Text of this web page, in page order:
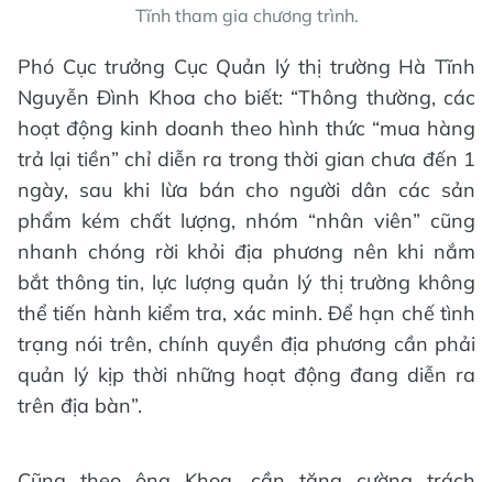
Tĩnh tham gia chương trình.
Phó Cục trưởng Cục Quản lý thị trường Hà Tĩnh
Nguyễn Đình Khoa cho biết: “Thông thường, các
hoạt động kinh doanh theo hình thức “mua hàng
trả lại tiền” chỉ diễn ra trong thời gian chưa đến 1
ngày, sau khi lừa bán cho người dân các sản
phẩm kém chất lượng, nhóm “nhân viên” cũng
nhanh chóng rời khỏi địa phương nên khi nắm
bắt thông tin, lực lượng quản lý thị trường không
thể tiến hành kiểm tra, xác minh. Để hạn chế tình
trạng nói trên, chính quyền địa phương cần phải
quản lý kịp thời những hoạt động đang diễn ra
trên địa bàn”.